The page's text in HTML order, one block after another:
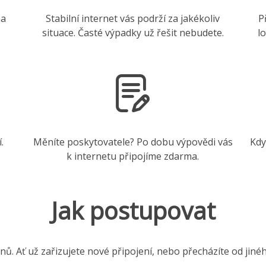
Stabilní internet vás podrží za jakékoliv
situace. Časté výpadky už řešit nebudete.
Měníte poskytovatele? Po dobu výpovědi vás
k internetu připojíme zdarma.
Jak postupovat
Ať už zařizujete nové připojení, nebo přecházíte od